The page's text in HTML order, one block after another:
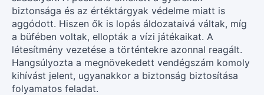
biztonsága és az értéktárgyak védelme miatt is
aggódott. Hiszen ők is lopás áldozataivá váltak, míg
a büfében voltak, ellopták a vízi játékaikat. A
létesítmény vezetése a történtekre azonnal reagált.
Hangsúlyozta a megnövekedett vendégszám komoly
kihívást jelent, ugyanakkor a biztonság biztosítása
folyamatos feladat.